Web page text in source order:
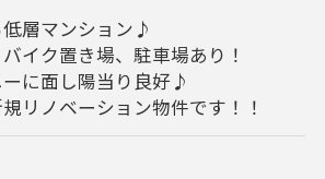
層マンション♪
イク置き場、駐車場あり！
に面し陽当り良好♪
リノベーション物件です！！